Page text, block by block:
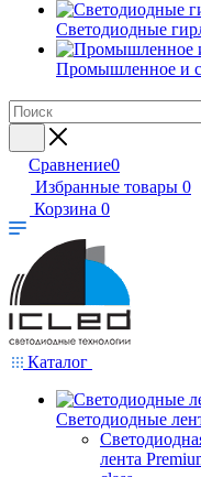
Светодиодные
Промышленное и
Сравнение0
Избранные товары 0
Корзина 0
Каталог
Светодиодные
лента